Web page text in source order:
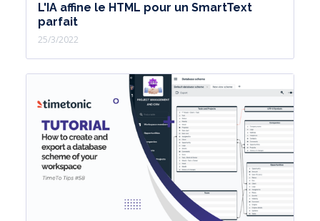
L'IA affine le HTML pour un SmartText
parfait
25/3/2022